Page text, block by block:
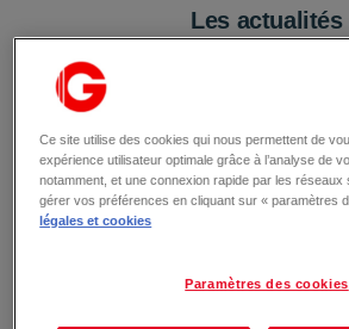
Les actualités
Ce site utilise des cookies qui nous permettent de
expérience utilisateur optimale grâce à l’analyse de
notamment, et une connexion rapide par les réseaux
gérer vos préférences en cliquant sur « paramètres
légales et cookies
Paramètres des cookies